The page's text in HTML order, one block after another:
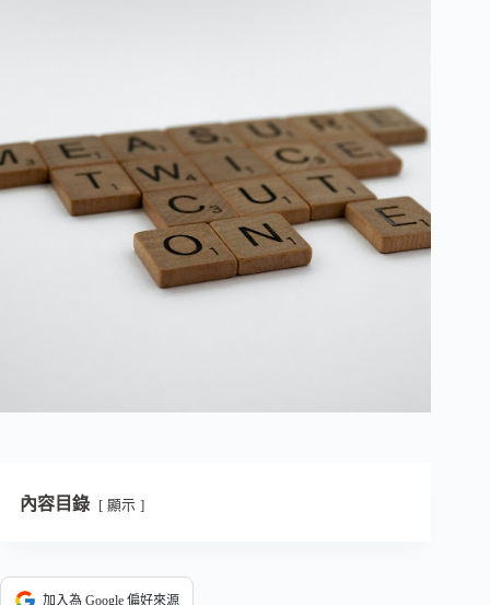
內容目錄 顯示
加入為 Google 偏好來源